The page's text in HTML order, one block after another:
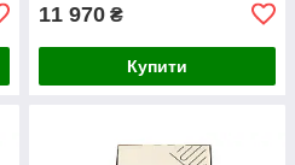
11 970 ₴
Купити